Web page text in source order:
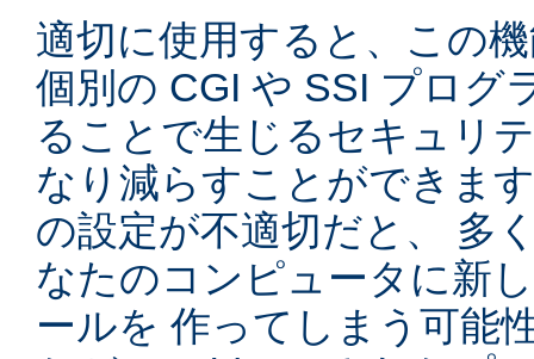
適切に使用すると、この
個別の CGI や SSI プログ
ることで生じるセキュリ
なり減らすことができま
の設定が不適切だと、 多
なたのコンピュータに新
ールを 作ってしまう可能